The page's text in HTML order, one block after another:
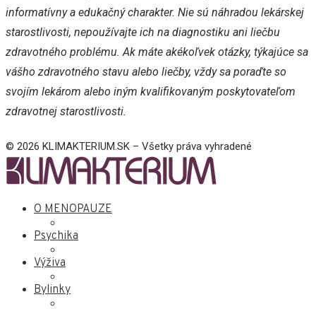
informatívny a edukačný charakter. Nie sú náhradou lekárskej
starostlivosti, nepoužívajte ich na diagnostiku ani liečbu
zdravotného problému. Ak máte akékoľvek otázky, týkajúce sa
vášho zdravotného stavu alebo liečby, vždy sa poraďte so
svojím lekárom alebo iným kvalifikovaným poskytovateľom
zdravotnej starostlivosti.
© 2026 KLIMAKTERIUM.SK – Všetky práva vyhradené
O MENOPAUZE
Psychika
Výživa
Bylinky